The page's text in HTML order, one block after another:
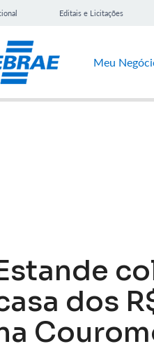
Editais e Licitações
Meu
dos